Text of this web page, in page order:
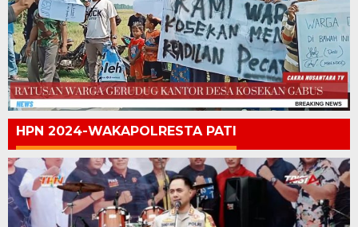
HPN 2024-WAKAPOLRESTA PATI